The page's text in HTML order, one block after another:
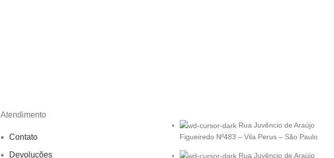
Atendimento
Contato
Devoluções
Rua Juvêncio de Araújo
Figueiredo Nº483 – Vila Perus – São Paulo
Rua Juvêncio de Araújo